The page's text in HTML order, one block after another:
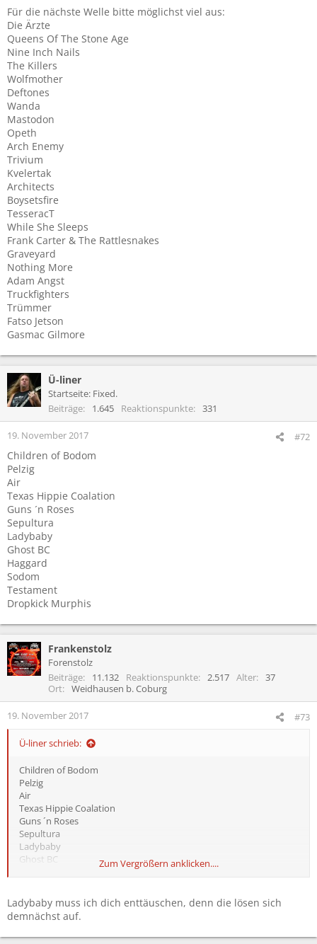
Für die nächste Welle bitte möglichst viel aus:
Die Ärzte
Queens Of The Stone Age
Nine Inch Nails
The Killers
Wolfmother
Deftones
Wanda
Mastodon
Opeth
Arch Enemy
Trivium
Kvelertak
Architects
Boysetsfire
TesseracT
While She Sleeps
Frank Carter & The Rattlesnakes
Graveyard
Nothing More
Adam Angst
Truckfighters
Trümmer
Fatso Jetson
Gasmac Gilmore
Ü-liner
Startseite: Fixed.
Beiträge
1.645 Reaktionspunkte 331
19. November 2017 #72
Children of Bodom
Pelzig
Air
Texas Hippie Coalation
Guns ´n Roses
Sepultura
Ladybaby
Ghost BC
Haggard
Sodom
Testament
Dropkick Murphis
Frankenstolz
Forenstolz
Beiträge
11.132 Reaktionspunkte 2.517 Alter
37
Ort
Weidhausen b. Coburg
19. November 2017 #73
Ü-liner schrieb:
Children of Bodom
Pelzig
Air
Texas Hippie Coalation
Guns ´n Roses
Sepultura
Ladybaby
Ghost BC
Testament
Dropkick Murphis
Zum Vergrößern anklicken....
Ladybaby muss ich dich enttäuschen, denn die lösen sich
demnächst auf.